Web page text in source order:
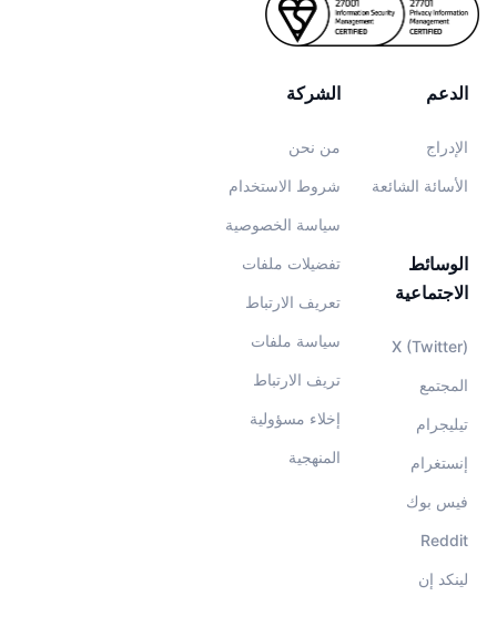
الشركة
من نحن
شروط الاستخدام
سياسة الخصوصية
تفضيلات ملفات
تعريف الارتباط
سياسة ملفات
تريف الارتباط
إخلاء مسؤولية
المنهجية
الدعم
الإدراج
الأسائة الشائعة
الوسائط
الاجتماعية
X (Twitter)
المجتمع
تيليجرام
إنستغرام
فيس بوك
Reddit
لينكد إن